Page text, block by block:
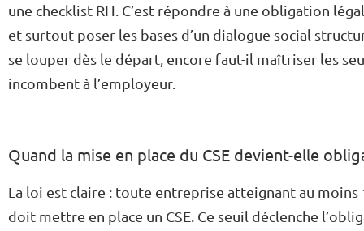
une checklist RH. C’est répondre à une obligation
et surtout poser les bases d’un dialogue social
se louper dès le départ, encore faut-il maîtriser les
incombent à l’employeur.
Quand la mise en place du CSE devient-elle
La loi est claire : toute entreprise atteignant au
doit mettre en place un CSE. Ce seuil déclenche